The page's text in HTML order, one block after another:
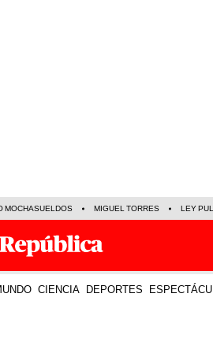
MOCHASUELDOS MIGUEL TORRES LEY
CIENCIA DEPORTES